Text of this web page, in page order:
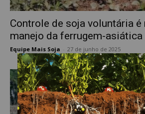
Controle de soja voluntária é
manejo da ferrugem-asiática
Equipe Mais Soja 27 de junho de 2025